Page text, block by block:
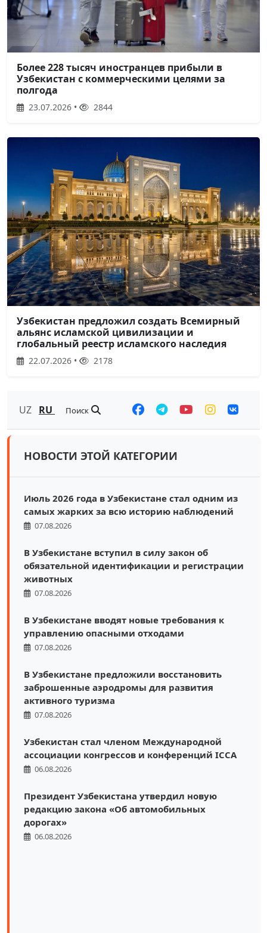
Более 228 тысяч иностранцев прибыли в
Узбекистан с коммерческими целями за
полгода
23.07.2026 • 2844
Узбекистан предложил создать Всемирный
альянс исламской цивилизации и
глобальный реестр исламского наследия
22.07.2026 • 2178
UZ RU Поиск
НОВОСТИ ЭТОЙ КАТЕГОРИИ
Июль 2026 года в Узбекистане стал одним из
самых жарких за всю историю наблюдений
07.08.2026
В Узбекистане вступил в силу закон об
обязательной идентификации и регистрации
животных
07.08.2026
В Узбекистане вводят новые требования к
управлению опасными отходами
07.08.2026
В Узбекистане предложили восстановить
заброшенные аэродромы для развития
активного туризма
07.08.2026
Узбекистан стал членом Международной
ассоциации конгрессов и конференций ICCA
06.08.2026
Президент Узбекистана утвердил новую
редакцию закона «Об автомобильных
дорогах»
06.08.2026